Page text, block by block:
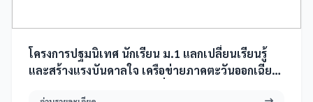
โครงการปฐมนิเทศ นักเรียน ม.1 แลกเปลี่ยนเรียนรู้
และสร้างแรงบันดาลใจ เครือข่ายภาคตะวันออกเฉียง